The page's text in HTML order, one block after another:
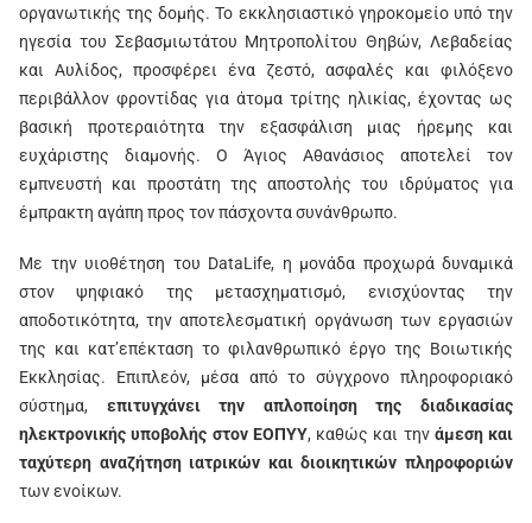
οργανωτικής της δομής. Το εκκλησιαστικό γηροκομείο υπό την
ηγεσία του Σεβασμιωτάτου Μητροπολίτου Θηβών, Λεβαδείας
και Αυλίδος, προσφέρει ένα ζεστό, ασφαλές και φιλόξενο
περιβάλλον φροντίδας για άτομα τρίτης ηλικίας, έχοντας ως
βασική προτεραιότητα την εξασφάλιση μιας ήρεμης και
ευχάριστης διαμονής. O Άγιος Αθανάσιος αποτελεί τον
εμπνευστή και προστάτη της αποστολής του ιδρύματος για
έμπρακτη αγάπη προς τον πάσχοντα συνάνθρωπο.
Με την υιοθέτηση του DataLife, η μονάδα προχωρά δυναμικά
στον ψηφιακό της μετασχηματισμό, ενισχύοντας την
αποδοτικότητα, την αποτελεσματική οργάνωση των εργασιών
της και κατ’επέκταση το φιλανθρωπικό έργο της Βοιωτικής
Εκκλησίας. Επιπλεόν, μέσα από το σύγχρονο πληροφοριακό
σύστημα, επιτυγχάνει την απλοποίηση της διαδικασίας
ηλεκτρονικής υποβολής στον ΕΟΠΥΥ, καθώς και την άμεση και
ταχύτερη αναζήτηση ιατρικών και διοικητικών πληροφοριών
των ενοίκων.